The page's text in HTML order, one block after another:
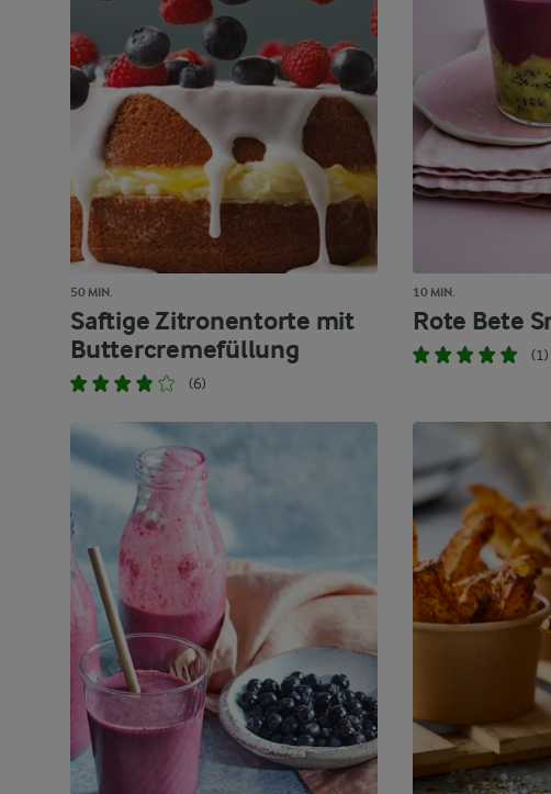
50 MIN.
Saftige Zitronentorte mit
Buttercremefüllung
(6)
10 MIN.
Rote Bete
(1)